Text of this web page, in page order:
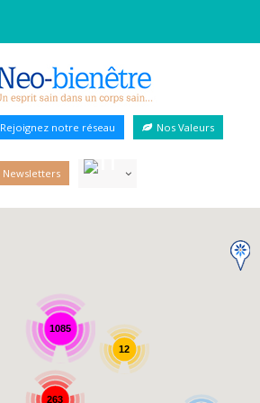
Rejoignez notre réseau Nos Valeurs
Newsletters
1085
263
12